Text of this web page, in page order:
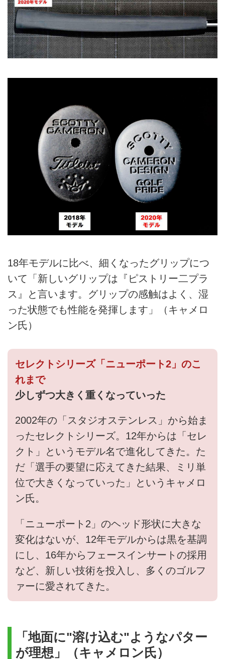
18年モデルに比べ、細くなったグリップにつ
いて「新しいグリップは『ピストリー二プラ
ス』と言います。グリップの感触はよく、湿
った状態でも性能を発揮します」（キャメロ
ン氏）
セレクトシリーズ「ニューポート2」のこ
れまで
少しずつ大きく重くなっていった
2002年の「スタジオステンレス」から始ま
ったセレクトシリーズ。12年からは「セレ
クト」というモデル名で進化してきた。た
だ「選手の要望に応えてきた結果、ミリ単
位で大きくなっていった」というキャメロ
ン氏。
「ニューポート2」のヘッド形状に大きな
変化はないが、12年モデルからは黒を基調
にし、16年からフェースインサートの採用
など、新しい技術を投入し、多くのゴルフ
ァーに愛されてきた。
「地面に"溶け込む"ようなパター
が理想」（キャメロン氏）